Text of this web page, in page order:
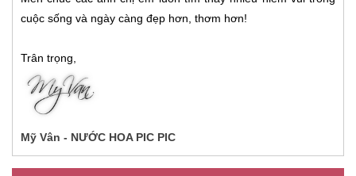
cuộc sống và ngày càng đẹp hơn, thơm hơn!
Trân trọng,
Mỹ Vân - NƯỚC HOA PIC PIC